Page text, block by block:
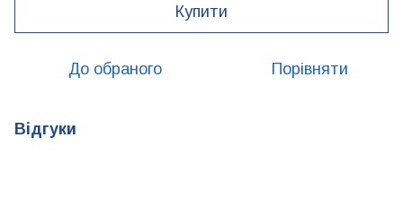
Купити
До обраного Порівняти
Відгуки